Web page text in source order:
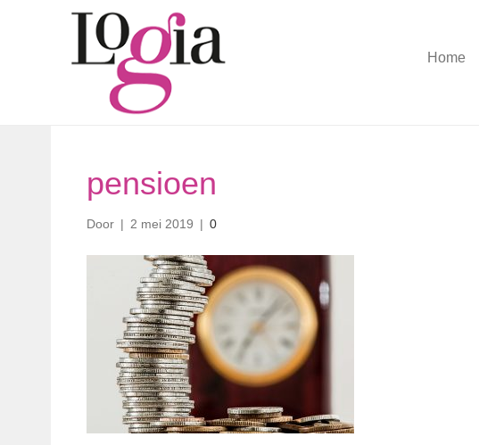
Home
pensioen
Door | 2 mei 2019 | 0